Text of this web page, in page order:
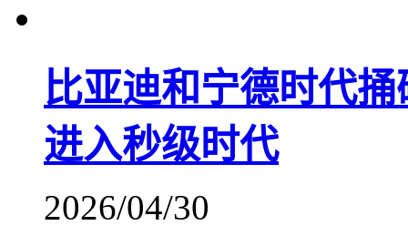
比亚迪和宁德时代
进入秒级时代
2026/04/30